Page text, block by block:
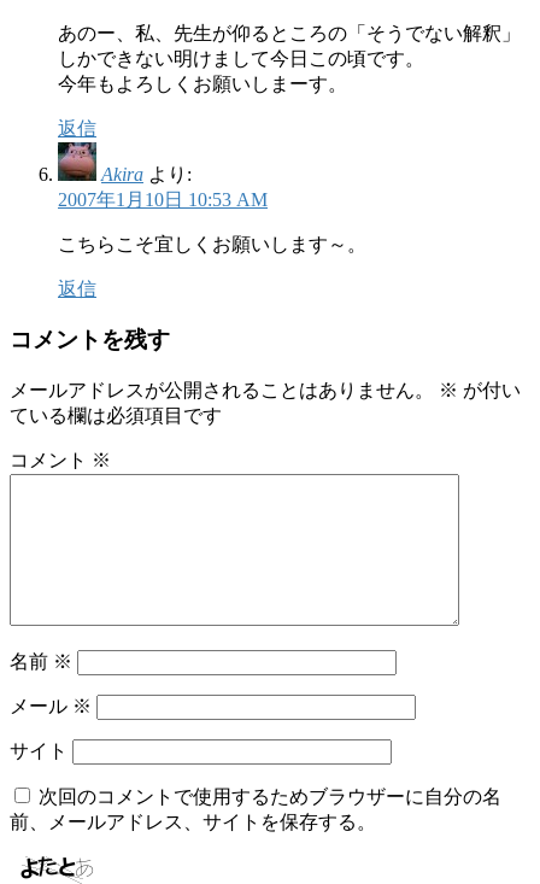
あのー、私、先生が仰るところの「そうでない解釈」
しかできない明けまして今日この頃です。
今年もよろしくお願いしまーす。
返信
Akira より:
2007年1月10日 10:53 AM
こちらこそ宜しくお願いします～。
返信
コメントを残す
メールアドレスが公開されることはありません。 ※ が付い
ている欄は必須項目です
コメント ※
名前 ※
メール ※
サイト
次回のコメントで使用するためブラウザーに自分の名
前、メールアドレス、サイトを保存する。